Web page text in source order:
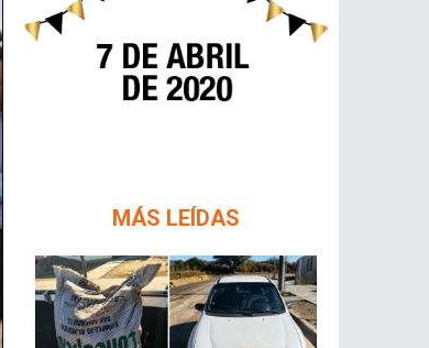
MÁS LEÍDAS